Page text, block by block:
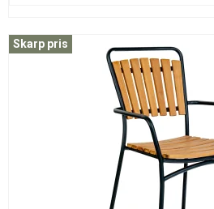
Skarp pris